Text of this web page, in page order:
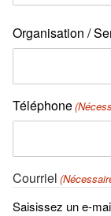
Organisation /
Téléphone
Courriel
Saisissez un e-